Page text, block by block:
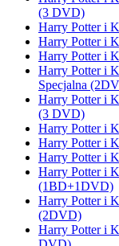
(3 DVD)
Harry Potter i
Harry Potter i
Harry Potter i
Harry Potter i
Specjalna
Harry Potter i
(3 DVD)
Harry Potter i
Harry Potter i
Harry Potter i
Harry Potter i
(1BD+1DVD)
Harry Potter i
(2DVD)
Harry Potter i